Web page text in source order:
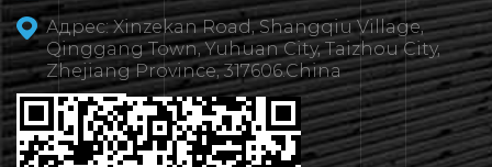
Адрес: Xinzekan Road, Shangqiu Village,
Qinggang Town, Yuhuan City, Taizhou City,
Zhejiang Province, 317606.China